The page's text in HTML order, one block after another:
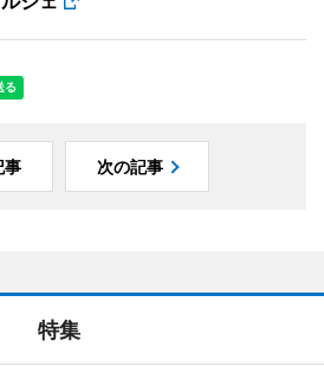
事 次の記事
特集